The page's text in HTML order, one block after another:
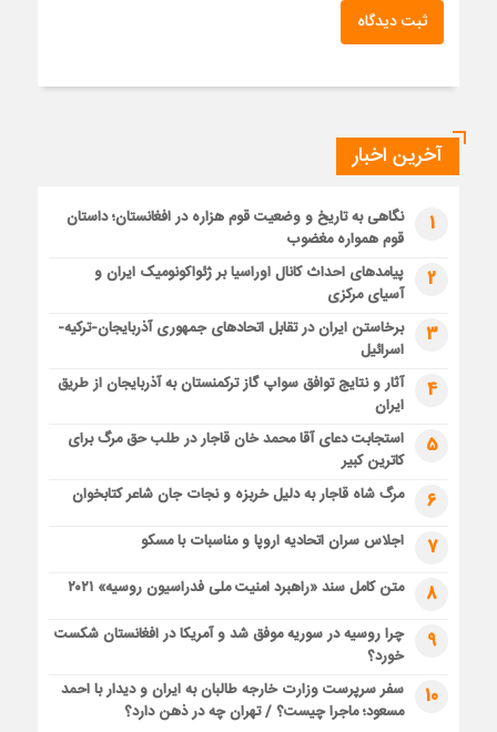
ثبت دیدگاه
آخرین اخبار
1
نگاهی به تاریخ و وضعیت قوم هزاره در افغانستان؛ داستان
قوم همواره مغضوب
2
پیامدهای احداث کانال اوراسیا بر ژئواکونومیک ایران و
آسیای مرکزی
3
برخاستن ایران در تقابل اتحادهای جمهوری آذربایجان-ترکیه-
اسرائیل
4
آثار و نتایج توافق سواپ گاز ترکمنستان به آذربایجان از طریق
ایران
5
استجابت دعای آقا محمد خان قاجار در طلب حق مرگ برای
کاترین کبیر
6 مرگ شاه قاجار به دلیل خربزه و نجات جان شاعر کتابخوان
7 اجلاس سران اتحادیه اروپا و مناسبات با مسکو
8 متن کامل سند «راهبرد امنیت ملی فدراسیون روسیه» ۲۰۲۱
9
چرا روسیه در سوریه موفق شد و آمریکا در افغانستان شکست
خورد؟
10
سفر سرپرست وزارت خارجه طالبان به ایران و دیدار با احمد
مسعود؛ ماجرا چیست؟ / تهران چه در ذهن دارد؟